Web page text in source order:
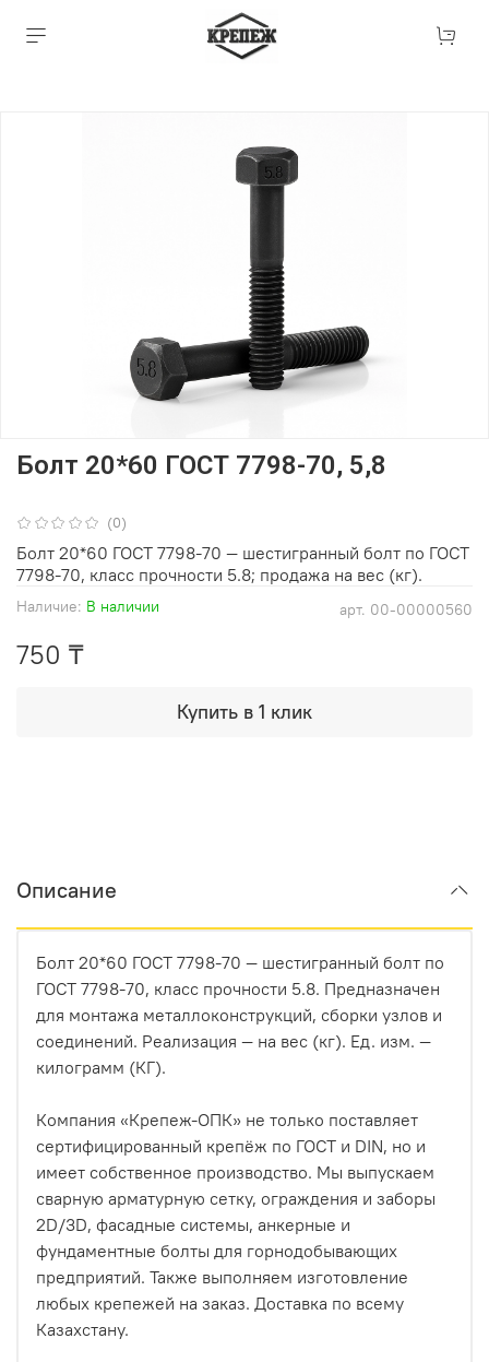
(0)
арт. 00-00000560
Наличие: В наличии
Болт 20*60 ГОСТ 7798-70, 5,8
750 ₸
Купить в 1 клик
Болт 20*60 ГОСТ 7798-70 — шестигранный болт по ГОСТ
7798-70, класс прочности 5.8; продажа на вес (кг).
Описание
Болт 20*60 ГОСТ 7798-70 — шестигранный болт по
ГОСТ 7798-70, класс прочности 5.8. Предназначен
для монтажа металлоконструкций, сборки узлов и
соединений. Реализация — на вес (кг). Ед. изм. —
килограмм (КГ).
Компания «Крепеж-ОПК» не только поставляет
сертифицированный крепёж по ГОСТ и DIN, но и
имеет собственное производство. Мы выпускаем
сварную арматурную сетку, ограждения и заборы
2D/3D, фасадные системы, анкерные и
фундаментные болты для горнодобывающих
предприятий. Также выполняем изготовление
любых крепежей на заказ. Доставка по всему
Казахстану.